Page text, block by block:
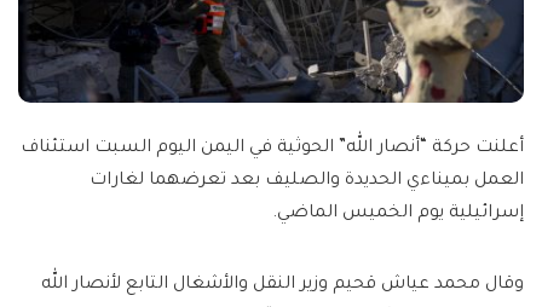
أعلنت ‏حركة “أنصار الله” الحوثية في اليمن اليوم السبت استئناف
العمل بميناءي الحديدة والصليف بعد تعرضهما لغارات
إسرائيلية يوم الخميس الماضي.
وقال محمد عياش قحيم وزير النقل والأشغال التابع لأنصار الله